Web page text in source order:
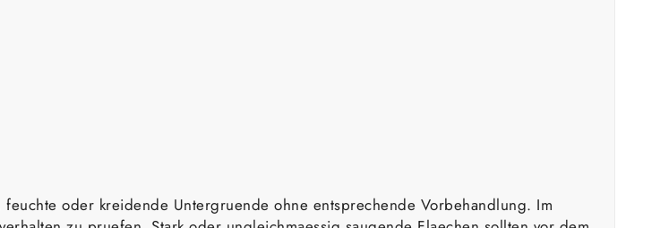
oder kreidende Untergruende ohne entsprechende Vorbehandlung. Im